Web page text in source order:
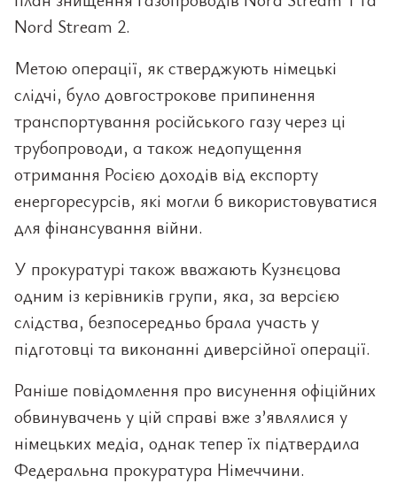
Nord Stream 2.
Метою операції, як стверджують німецькі
слідчі, було довгострокове припинення
транспортування російського газу через ці
трубопроводи, а також недопущення
отримання Росією доходів від експорту
енергоресурсів, які могли б використовуватися
для фінансування війни.
У прокуратурі також вважають Кузнєцова
одним із керівників групи, яка, за версією
слідства, безпосередньо брала участь у
підготовці та виконанні диверсійної операції.
Раніше повідомлення про висунення офіційних
обвинувачень у цій справі вже з’являлися у
німецьких медіа, однак тепер їх підтвердила
Федеральна прокуратура Німеччини.